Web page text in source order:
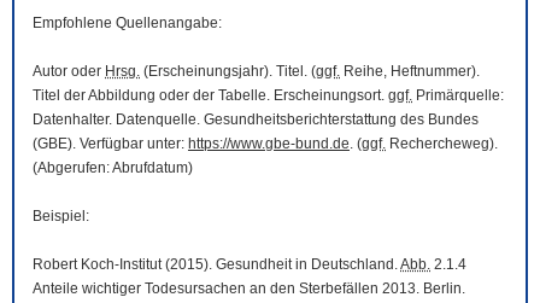
Empfohlene Quellenangabe:
Autor oder Hrsg. (Erscheinungsjahr). Titel. (ggf. Reihe, Heftnummer).
Titel der Abbildung oder der Tabelle. Erscheinungsort. ggf. Primärquelle:
Datenhalter. Datenquelle. Gesundheitsberichterstattung des Bundes
(GBE). Verfügbar unter: https://www.gbe-bund.de. (ggf. Rechercheweg).
(Abgerufen: Abrufdatum)
Beispiel:
Robert Koch-Institut (2015). Gesundheit in Deutschland.Abb. 2.1.4
Anteile wichtiger Todesursachen an den Sterbefällen 2013. Berlin.